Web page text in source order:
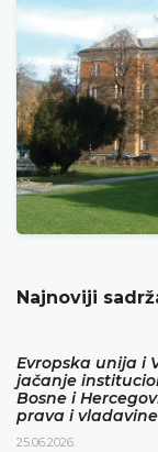
Najnoviji
Evropska unija i
jačanje
Bosne i
prava i
25.06.2026.